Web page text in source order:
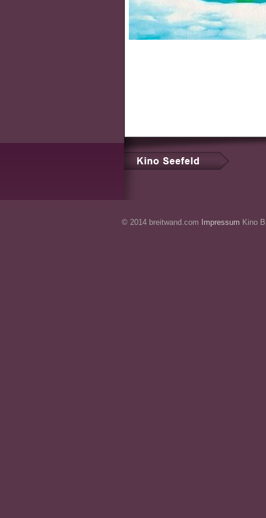
© 2014 breitwand.com Impressum Kino